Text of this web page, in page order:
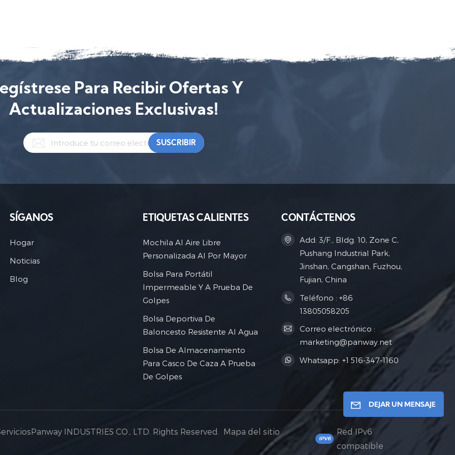
Para Recibir Ofertas Y
Actualizaciones Exclusivas!
SÍGANOS
Hogar
Noticias
Blog
ETIQUETAS CALIENTES
Mochila Al Aire Libre
Personalizada Al Por Mayor
Bolsa Para Portátil
Impermeable Y A Prueba De
Golpes
Bolsa Deportiva De
Baloncesto Resistente Al Agua
Bolsa De Almacenamiento
Para Casco De Caza A Prueba
De Golpes
CONTÁCTENOS
Add: 3/F., Bldg. 10, Zone C,
Pushang Industrial Park,
Jinshan, Cangshan, Fuzhou,
Fujian, China
Teléfono : +86
13805058205
Correo electrónico :
marketing@panway.net
Whatsapp: +1 516-347-1160
INDUSTRIES CO., LTD. Rights Reserved. Mapa del sitio
Red IPv6
compatible
DEJAR UN MENSAJE